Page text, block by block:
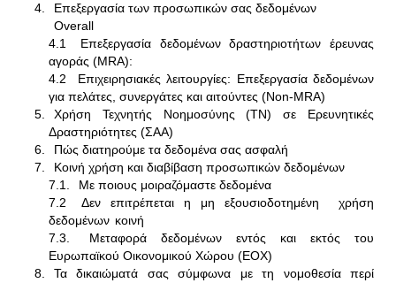
Επεξεργασία των προσωπικών σας δεδομένων
Overall
4.1
Επεξεργασία δεδομένων δραστηριοτήτων έρευνας
αγοράς (MRA):
4.2
Επιχειρησιακές λειτουργίες: Επεξεργασία δεδομένων
για πελάτες, συνεργάτες και αιτούντες (Non-MRA)
Χρήση Τεχνητής Νοημοσύνης (ΤΝ) σε Ερευνητικές
Δραστηριότητες (ΣΑΑ)
Πώς διατηρούμε τα δεδομένα σας ασφαλή
Κοινή χρήση και διαβίβαση προσωπικών δεδομένων
7.1.
Με ποιους μοιραζόμαστε δεδομένα
7.2
Δεν επιτρέπεται η μη εξουσιοδοτημένη χρήση
δεδομένων κοινή
7.3.
Μεταφορά δεδομένων εντός και εκτός του
Ευρωπαϊκού Οικονομικού Χώρου (ΕΟΧ)
Τα δικαιώματά σας σύμφωνα με τη νομοθεσία περί